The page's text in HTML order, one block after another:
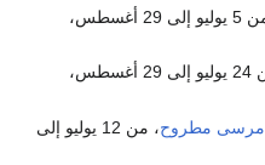
، من 5 يوليو إلى 29 أغسطس،
، من 24 يوليو إلى 29 أغسطس،
مرسى مطروح
، من 12 يوليو إلى